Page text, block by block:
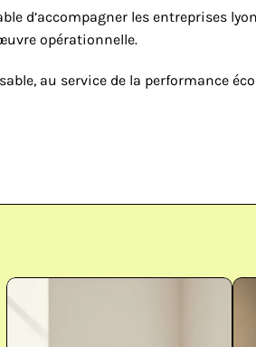
d’accompagner les entreprises
opérationnelle.
au service de la performance